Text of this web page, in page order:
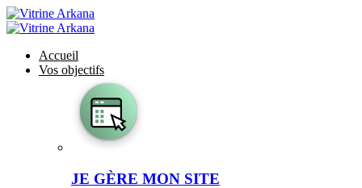
Accueil
Vos objectifs
JE GÈRE MON SITE